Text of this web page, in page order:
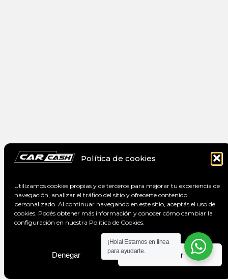
Política de cookies
Utilizamos cookies propias y de terceros para mejorar tu experiencia de
navegación, analizar el tráfico del sitio y ofrecerte contenido
personalizado. Al continuar navegando en este sitio, aceptás el uso de
cookies. Podés obtener más información y conocer cómo cambiar la
configuración en nuestra Política de Cookies.
Aceptar
Denegar
¡Hola! Estamos en línea
para ayudarte.